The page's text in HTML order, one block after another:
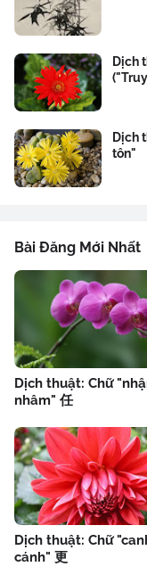
Dịch
Dịch
tôn"
Bài Đăng Mới Nhất
Dịch thuật: Chữ
nhâm" 任
Dịch thuật: Chữ
cánh" 更